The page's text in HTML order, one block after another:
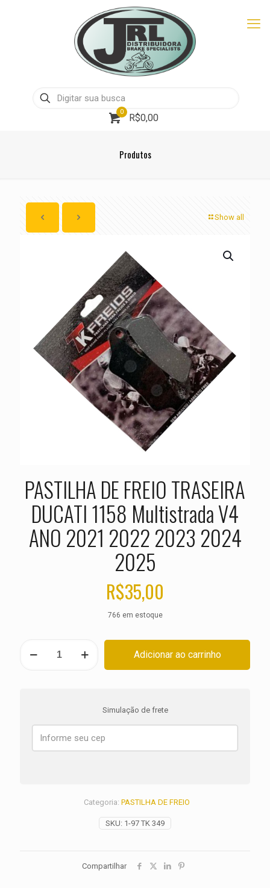
0
R$0,00
Produtos
Show all
PASTILHA DE FREIO TRASEIRA
DUCATI 1158 Multistrada V4
ANO 2021 2022 2023 2024
2025
R$35,00
766 em estoque
2021
Adicionar ao carrinho
Simulação de frete
SKU: 1-97 TK 349
Categoria: PASTILHA DE FREIO
Compartilhar